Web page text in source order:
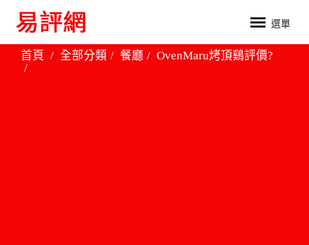
選單
首頁 全部分類 餐廳 OvenMaru烤頂鷄評價?